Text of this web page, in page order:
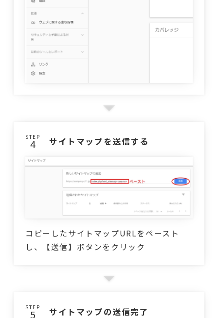
STEP サイトマップを送信する
コピーしたサイトマップURLをペースト
し、【送信】ボタンをクリック
STEP サイトマップの送信完了